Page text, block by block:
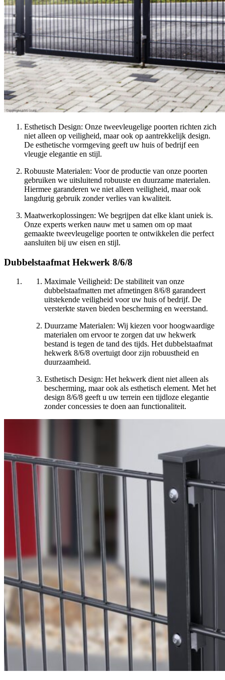
Esthetisch Design: Onze tweevleugelige poorten richten zich
niet alleen op veiligheid, maar ook op aantrekkelijk design.
De esthetische vormgeving geeft uw huis of bedrijf een
vleugje elegantie en stijl.
Robuuste Materialen: Voor de productie van onze poorten
gebruiken we uitsluitend robuuste en duurzame materialen.
Hiermee garanderen we niet alleen veiligheid, maar ook
langdurig gebruik zonder verlies van kwaliteit.
Maatwerkoplossingen: We begrijpen dat elke klant uniek is.
Onze experts werken nauw met u samen om op maat
gemaakte tweevleugelige poorten te ontwikkelen die perfect
aansluiten bij uw eisen en stijl.
Dubbelstaafmat Hekwerk 8/6/8
Maximale Veiligheid: De stabiliteit van onze
dubbelstaafmatten met afmetingen 8/6/8 garandeert
uitstekende veiligheid voor uw huis of bedrijf. De
versterkte staven bieden bescherming en weerstand.
Duurzame Materialen: Wij kiezen voor hoogwaardige
materialen om ervoor te zorgen dat uw hekwerk
bestand is tegen de tand des tijds. Het dubbelstaafmat
hekwerk 8/6/8 overtuigt door zijn robuustheid en
duurzaamheid.
Esthetisch Design: Het hekwerk dient niet alleen als
bescherming, maar ook als esthetisch element. Met het
design 8/6/8 geeft u uw terrein een tijdloze elegantie
zonder concessies te doen aan functionaliteit.